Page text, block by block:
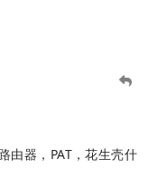
器，PAT，花生壳什